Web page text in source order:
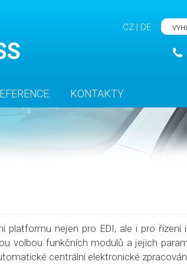
CZ | DE
KONTAKTY
platformu nejen pro EDI, ale i pro řízení
volbou funkčních modulů a jejich
centrální elektronické